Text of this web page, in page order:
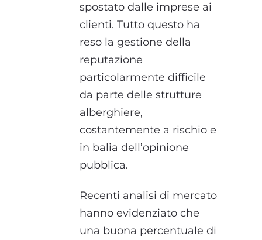
spostato dalle imprese ai
clienti. Tutto questo ha
reso la gestione della
reputazione
particolarmente difficile
da parte delle strutture
alberghiere,
costantemente a rischio e
in balia dell’opinione
pubblica.
Recenti analisi di mercato
hanno evidenziato che
una buona percentuale di